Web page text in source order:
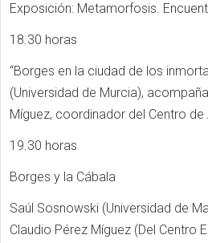
Exposición: Metamorfosis.
18.30 horas
“Borges en la ciudad de los
(Universidad de Murcia),
Míguez, coordinador del Centro
19.30 horas
Borges y la Cábala
Saúl Sosnowski (Universidad de
Claudio Pérez Míguez (Del Centro